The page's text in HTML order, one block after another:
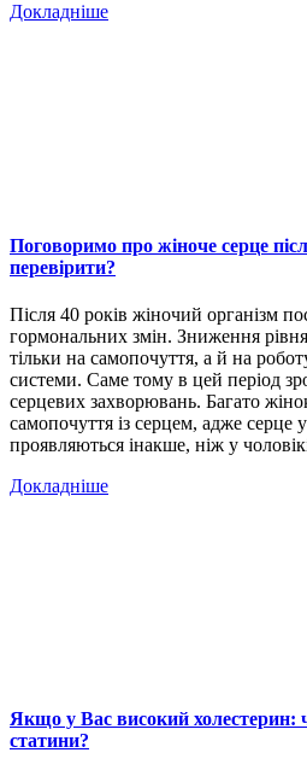
Докладніше
Поговоримо про жіноче серце
перевірити?
Після 40 років жіночий організм
гормональних змін. Зниження
тільки на самопочуття, а й на
системи. Саме тому в цей період
серцевих захворювань. Багато
самопочуття із серцем, адже серце
проявляються інакше, ніж у
Докладніше
Якщо у Вас високий холестерин:
статини?